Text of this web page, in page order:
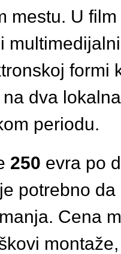
mestu. U
formi
dva
periodu.
250 evra po
potrebno
Cena